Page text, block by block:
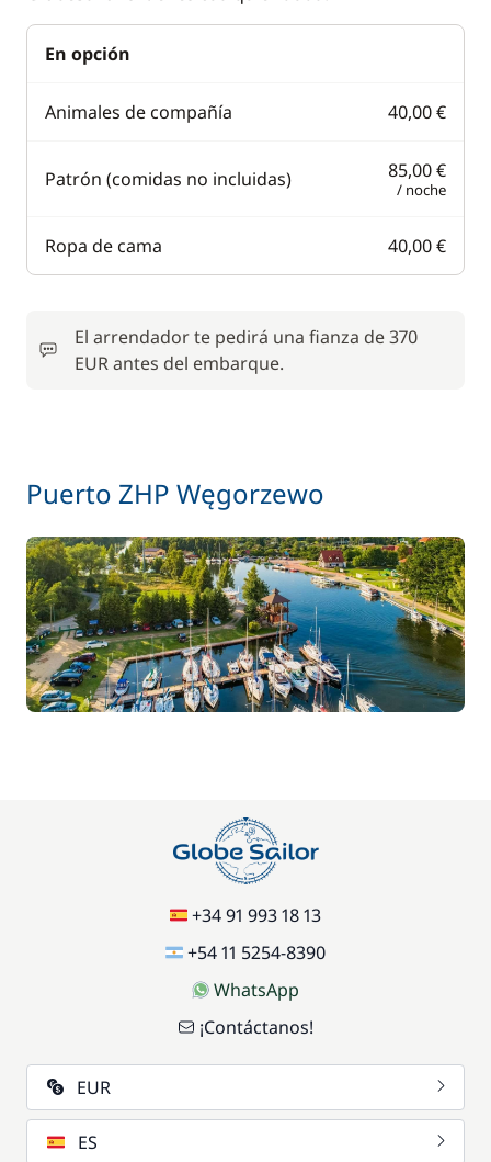
En opción
Animales de compañía 40,00 €
Patrón (comidas no incluidas) 85,00 €
/ noche
Ropa de cama 40,00 €
El arrendador te pedirá una fianza de 370
EUR antes del embarque.
Puerto ZHP Węgorzewo
+34 91 993 18 13
+54 11 5254-8390
WhatsApp
¡Contáctanos!
EUR
ES